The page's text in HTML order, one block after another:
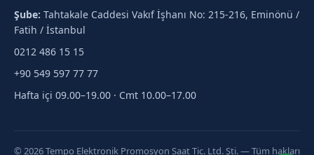
Şube: Tahtakale Caddesi Vakıf İşhanı No: 215-216, Eminönü /
Fatih / İstanbul
0212 486 15 15
+90 549 597 77 77
Hafta içi 09.00–19.00 · Cmt 10.00–17.00
© 2026 Tempo Elektronik Promosyon Saat Tic. Ltd. Şti. — Tüm hakları